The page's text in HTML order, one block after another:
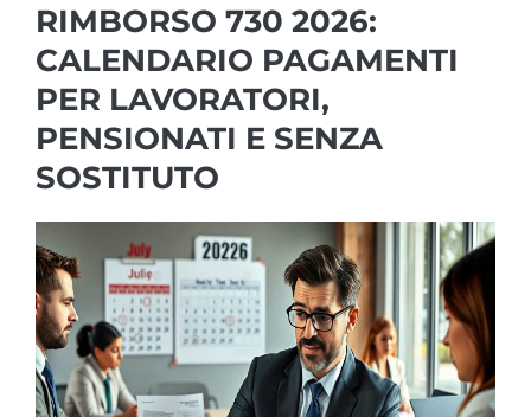
RIMBORSO 730 2026:
CALENDARIO PAGAMENTI
PER LAVORATORI,
PENSIONATI E SENZA
SOSTITUTO